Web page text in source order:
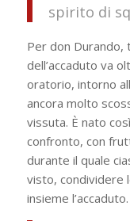
spirito di
Per don Durando,
dell’accaduto va
oratorio, intorno
ancora molto
vissuta. È nato
confronto, con
durante il quale
visto, condividere
insieme l’accaduto.